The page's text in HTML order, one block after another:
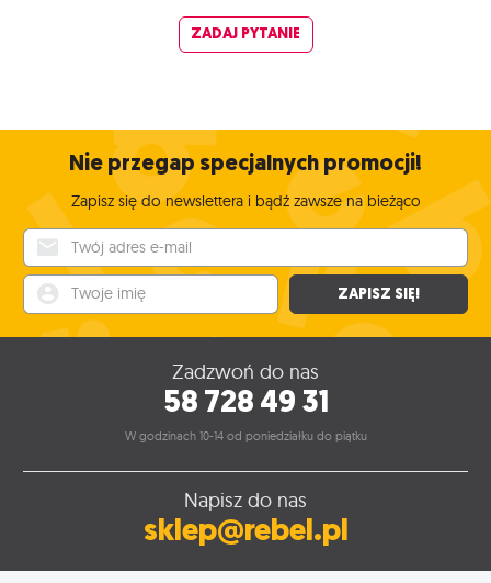
ZADAJ PYTANIE
Nie przegap specjalnych promocji!
Zapisz się do newslettera i bądź zawsze na bieżąco
ZAPISZ SIĘ!
Zadzwoń do nas
58 728 49 31
W godzinach 10-14 od poniedziałku do piątku
Napisz do nas
sklep@rebel.pl